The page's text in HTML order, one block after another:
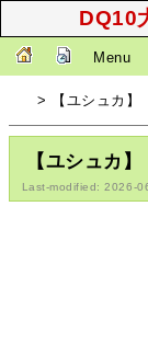
DQ10
Menu
> 【ユシュカ】
【ユシュカ】
Last-modified: 2026-